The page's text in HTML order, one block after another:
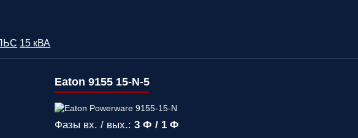
15 кВА
Eaton 9155 15-N-5
Фазы вх. / вых.: 3 Ф / 1 Ф